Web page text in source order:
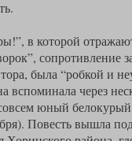
в которой
была “робкой и
через
юный
Повесть вышла